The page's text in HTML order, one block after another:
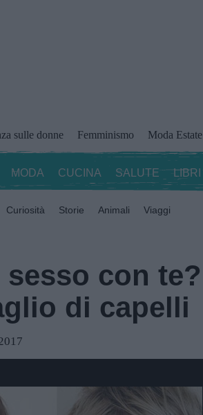
sulle donne Femminismo Moda Estate
MODA CUCINA SALUTE LIBRI
Curiosità Storie Animali Viaggi
con te?
di capelli